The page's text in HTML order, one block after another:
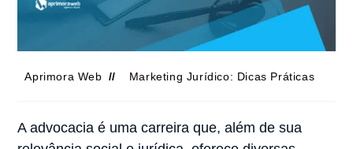
Aprimora Web Marketing Jurídico: Dicas Práticas
A advocacia é uma carreira que, além de sua